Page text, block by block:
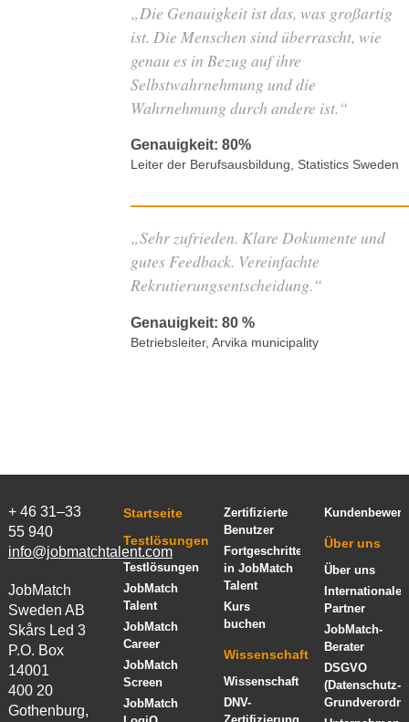
„Die Genauigkeit ist das, was großartig
ist. Die Menschen sind überrascht, wie
genau es in Bezug auf ihre
Selbstwahrnehmung und die
Wahrnehmung durch andere ist.“
Genauigkeit: 80%
Leiter der Berufsausbildung, Statistics Sweden
„Sehr zufrieden. Klare Dokumente und
gutes Feedback. Vereinfachte
Rekrutierungsentscheidung.“
Genauigkeit: 80 %
Betriebsleiter, Arvika municipality
+ 46 31–33
55 940
info@jobmatchtalent.com
JobMatch
Sweden AB
Skårs Led 3
P.O. Box
14001
400 20
Gothenburg,
Startseite
Testlösungen
Testlösungen
JobMatch
Talent
JobMatch
Career
JobMatch
Screen
JobMatch
Zertifizierte
Benutzer
Fortgeschrittenenkurs
in JobMatch
Talent
Kurs
buchen
Wissenschaft
Wissenschaft
DNV-
Zertifizierung
Über uns
Über uns
Internationale
Partner
JobMatch-
Berater
DSGVO
(Datenschutz-